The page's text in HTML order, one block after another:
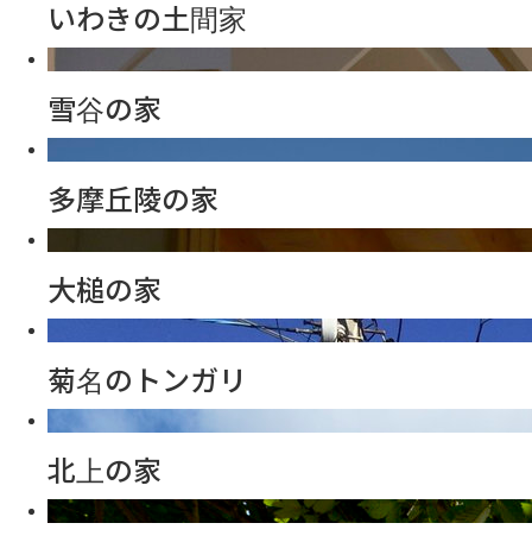
いわきの土間家
雪谷の家
多摩丘陵の家
大槌の家
菊名のトンガリ
北上の家